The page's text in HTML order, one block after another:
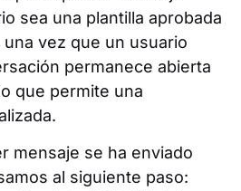
sea una plantilla aprobada
vez que un usuario
permanece abierta
que permite una
mensaje se ha enviado
al siguiente paso: